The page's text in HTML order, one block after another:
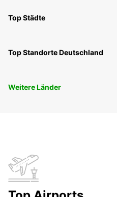
Top Städte
Top Standorte Deutschland
Weitere Länder